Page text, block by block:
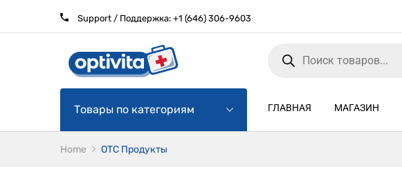
Support / Поддержка: +1 (646) 306-9603
Товары по категориям ГЛАВНАЯ МАГАЗИН
Home ОТС Продукты